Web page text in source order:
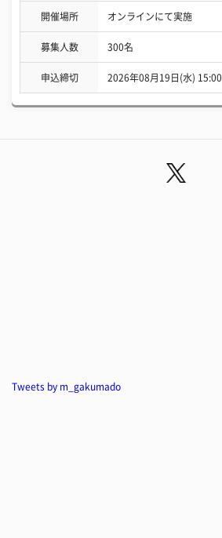
開催場所 オンラインにて実施
募集人数 300名
申込締切 2026年08月19日(水) 15:00
Tweets by m_gakumado